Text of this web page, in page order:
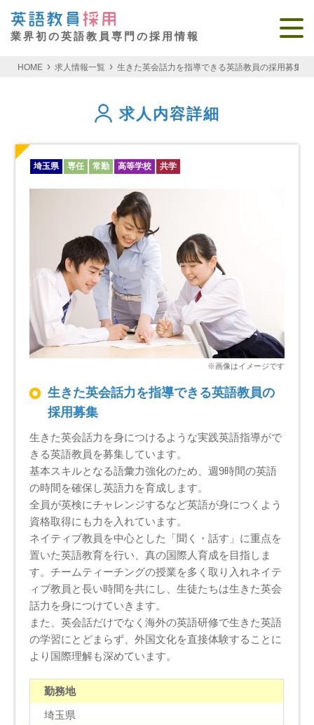
業界初の英語教員専門の採用情報
HOME 求人情報一覧 生きた英会話力を指導できる英語教員の採用募
求人内容詳細
埼玉県 専任 常勤 高等学校 共学
生きた英会話力を指導できる英語教員の
採用募集
生きた英会話力を身につけるような実践英語指導がで
きる英語教員を募集しています。
基本スキルとなる語彙力強化のため、週9時間の英語
の時間を確保し英語力を育成します。
全員が英検にチャレンジするなど英語が身につくよう
資格取得にも力を入れています。
ネイティブ教員を中心とした「聞く・話す」に重点を
置いた英語教育を行い、真の国際人育成を目指しま
す。チームティーチングの授業を多く取り入れネイテ
ィブ教員と長い時間を共にし、生徒たちは生きた英会
話力を身につけていきます。
また、英会話だけでなく海外の英語研修で生きた英語
の学習にとどまらず、外国文化を直接体験することに
より国際理解も深めています。
勤務地
埼玉県